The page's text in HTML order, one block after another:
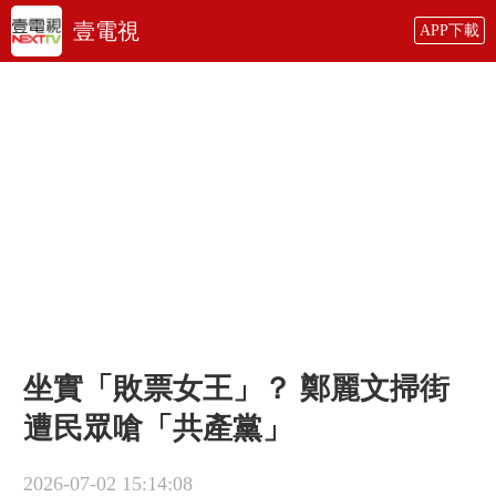
壹電視 APP下載
坐實「敗票女王」？ 鄭麗文掃街
遭民眾嗆「共產黨」
2026-07-02 15:14:08